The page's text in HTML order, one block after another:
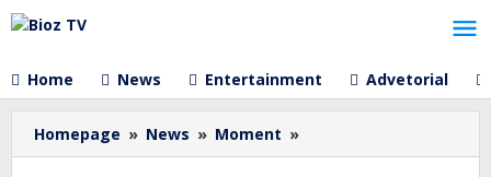
Lewati
ke
Home
News Entertainment Advetorial
Homepage » News » Moment »
Usia,